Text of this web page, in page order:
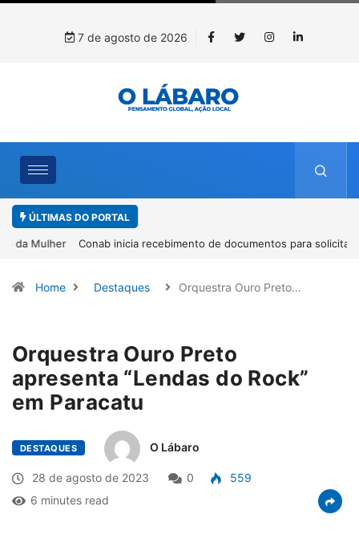
7 de agosto de 2026
ÚLTIMAS DO PORTAL
Conab inicia recebimento de documentos para solicitação do
Home Destaques Orquestra Ouro Preto…
Orquestra Ouro Preto
apresenta “Lendas do Rock”
em Paracatu
DESTAQUES O Lábaro
28 de agosto de 2023 0
559
6 minutes read